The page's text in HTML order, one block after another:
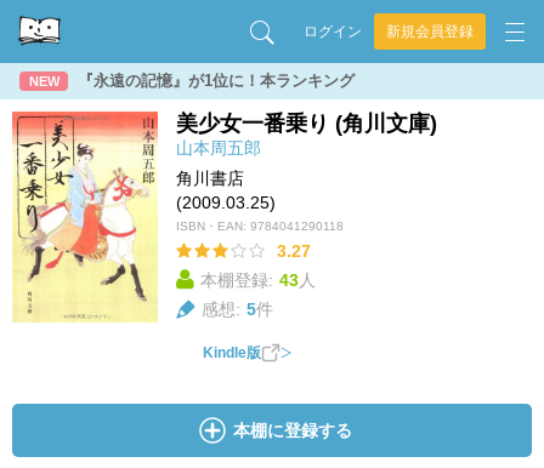
ログイン 新規会員登録
NEW 『永遠の記憶』が1位に！本ランキング
美少女一番乗り (角川文庫)
山本周五郎
角川書店
(2009.03.25)
ISBN・EAN: 9784041290118
3.27
本棚登録: 43人
感想: 5件
Kindle版
本棚に登録する